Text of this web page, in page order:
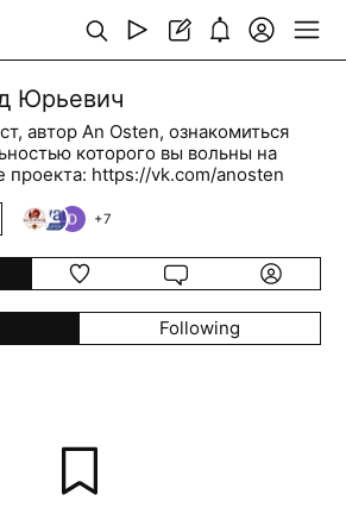
Юрьевич
автор An Osten, ознакомиться
которого вы вольны на
проекта: https://vk.com/anosten
+7
Following